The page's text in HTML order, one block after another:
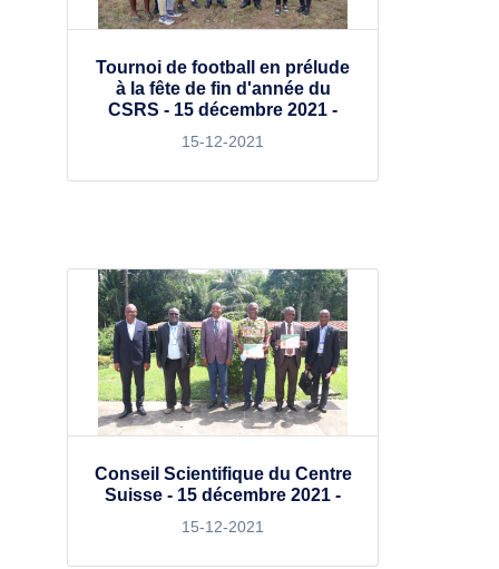
Tournoi de football en prélude
à la fête de fin d'année du
CSRS - 15 décembre 2021 -
15-12-2021
Conseil Scientifique du Centre
Suisse - 15 décembre 2021 -
15-12-2021